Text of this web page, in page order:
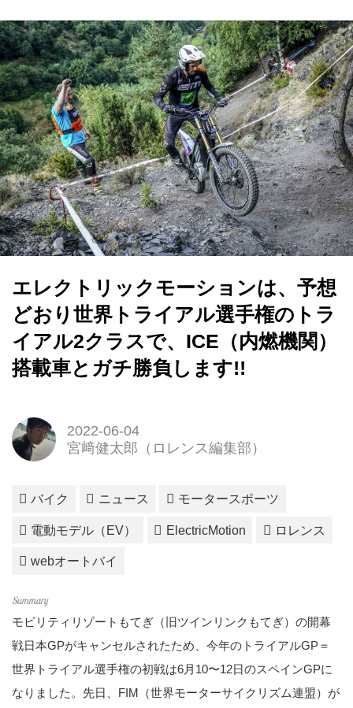
エレクトリックモーションは、予想
どおり世界トライアル選手権のトラ
イアル2クラスで、ICE（内燃機関）
搭載車とガチ勝負します!!
2022-06-04
宮﨑健太郎（ロレンス編集部）
バイク ニュース モータースポーツ
電動モデル（EV） ElectricMotion ロレンス
webオートバイ
モビリティリゾートもてぎ（旧ツインリンクもてぎ）の開幕
戦日本GPがキャンセルされたため、今年のトライアルGP＝
世界トライアル選手権の初戦は6月10〜12日のスペインGPに
なりました。先日、FIM（世界モーターサイクリズム連盟）が